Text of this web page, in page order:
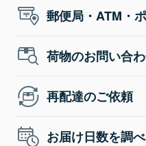
郵便局・ATM・
荷物のお問い合
再配達のご依頼
お届け日数を調